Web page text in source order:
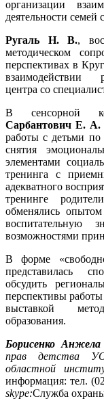
организации
деятельности семей
Ругаль Н. В.,
методическом
перспективах в
взаимодействии
центра со
В сенсорной
Сарбантович Е. А.
работы с детьми по
снятия
элементами
тренинга с
адекватного
тренинге
обменялись
воспитательную
возможностями
В форме
представилась
обсудить
перспективы
выставкой
образования.
Борисенко Анжела
прав детства УО
областной
информация: тел.
skype:Служба